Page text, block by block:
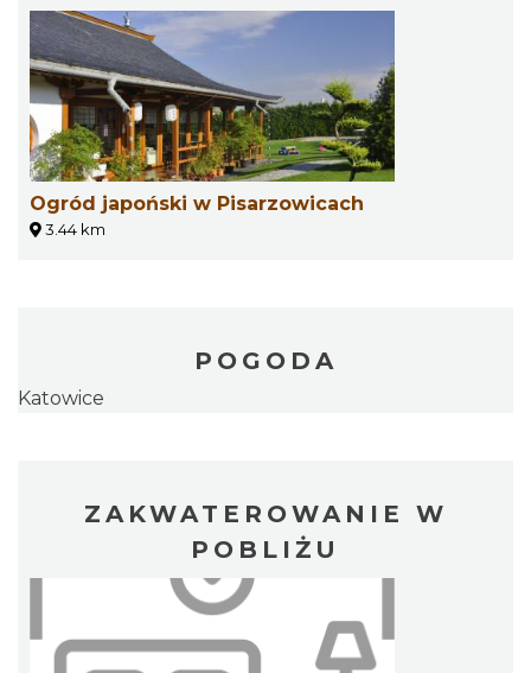
Ogród japoński w Pisarzowicach
3.44 km
POGODA
Katowice
ZAKWATEROWANIE W
POBLIŻU